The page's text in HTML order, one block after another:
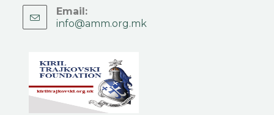
Email:
info@amm.org.mk